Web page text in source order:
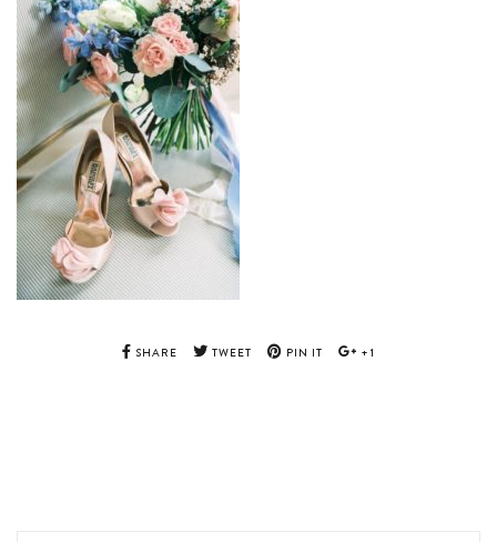
SHARE TWEET PIN IT +1